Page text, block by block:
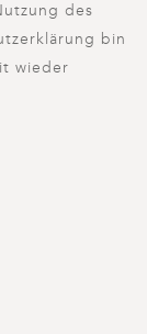
des
bin
wieder